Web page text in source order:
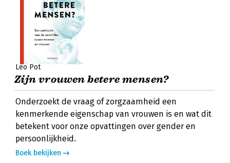
Leo Pot
Zijn vrouwen betere mensen?
Onderzoekt de vraag of zorgzaamheid een
kenmerkende eigenschap van vrouwen is en wat dit
betekent voor onze opvattingen over gender en
persoonlijkheid.
Boek bekijken